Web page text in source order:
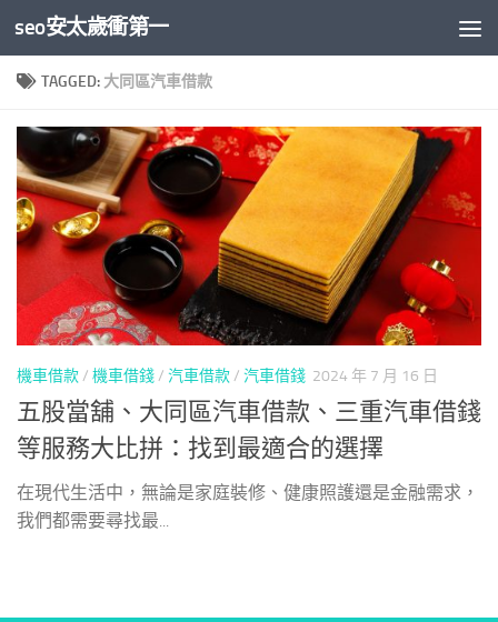
Skip to content
seo安太歲衝第一
TAGGED: 大同區汽車借款
機車借款/ 機車借錢/ 汽車借款/ 汽車借錢 2024 年 7 月 16 日
五股當舖、大同區汽車借款、三重汽車借錢
等服務大比拼：找到最適合的選擇
在現代生活中，無論是家庭裝修、健康照護還是金融需求，
我們都需要尋找最...